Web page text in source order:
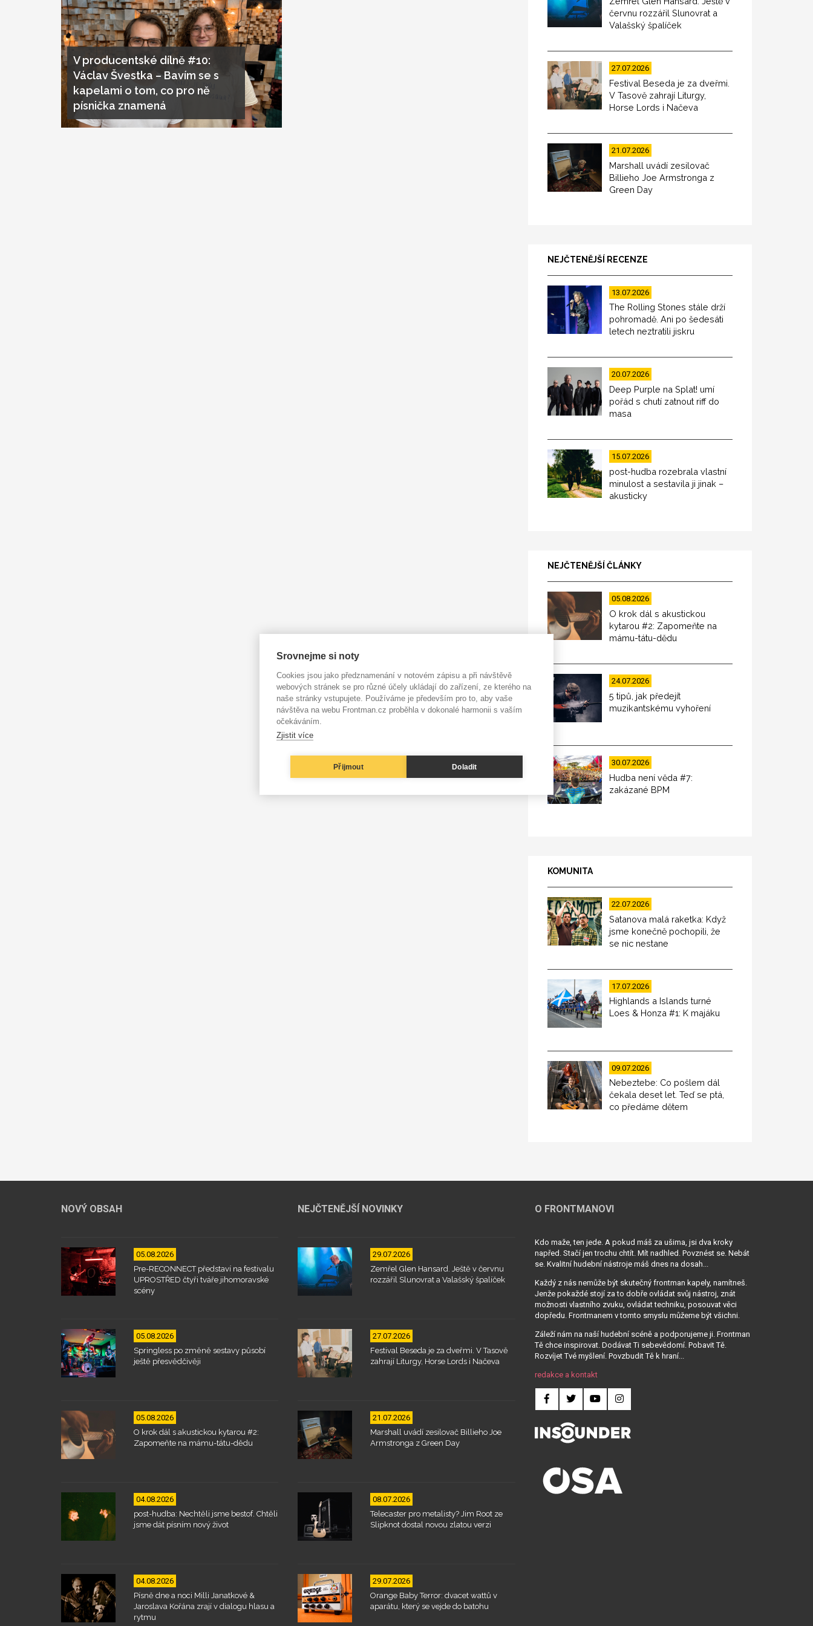
V producentské dílně #10:
Václav Švestka – Bavím se s
kapelami o tom, co pro ně
písnička znamená
červnu rozzářil Slunovrat a
Valašský špalíček
27.07.2026
Festival Beseda je za dveřmi.
V Tasově zahrají Liturgy,
Horse Lords i Načeva
21.07.2026
Marshall uvádí zesilovač
Billieho Joe Armstronga z
Green Day
NEJČTENĚJŠÍ RECENZE
13.07.2026
The Rolling Stones stále drží
pohromadě. Ani po šedesáti
letech neztratili jiskru
20.07.2026
Deep Purple na Splat! umí
pořád s chutí zatnout riff do
masa
15.07.2026
post-hudba rozebrala vlastní
minulost a sestavila ji jinak –
akusticky
NEJČTENĚJŠÍ ČLÁNKY
05.08.2026
O krok dál s akustickou
kytarou #2: Zapomeňte na
mámu-tátu-dědu
24.07.2026
5 tipů, jak předejít
muzikantskému vyhoření
30.07.2026
Hudba není věda #7:
zakázané BPM
KOMUNITA
22.07.2026
Satanova malá raketka: Když
jsme konečně pochopili, že
se nic nestane
17.07.2026
Highlands a Islands turné
Loes & Honza #1: K majáku
09.07.2026
Nebeztebe: Co pošlem dál
čekala deset let. Teď se ptá,
co předáme dětem
NOVÝ OBSAH
05.08.2026
Pre-RECONNECT představí na festivalu
UPROSTŘED čtyři tváře jihomoravské
scény
05.08.2026
Springless po změně sestavy působí
ještě přesvědčivěji
05.08.2026
O krok dál s akustickou kytarou #2:
Zapomeňte na mámu-tátu-dědu
04.08.2026
post-hudba: Nechtěli jsme bestof. Chtěli
jsme dát písním nový život
04.08.2026
Písně dne a noci Milli Janatkové &
Jaroslava Kořána zrají v dialogu hlasu a
rytmu
NEJČTENĚJŠÍ NOVINKY
29.07.2026
Zemřel Glen Hansard. Ještě v červnu
rozzářil Slunovrat a Valašský špalíček
27.07.2026
Festival Beseda je za dveřmi. V Tasově
zahrají Liturgy, Horse Lords i Načeva
21.07.2026
Marshall uvádí zesilovač Billieho Joe
Armstronga z Green Day
08.07.2026
Telecaster pro metalisty? Jim Root ze
Slipknot dostal novou zlatou verzi
29.07.2026
Orange Baby Terror: dvacet wattů v
aparátu, který se vejde do batohu
O FRONTMANOVI
Kdo maže, ten jede. A pokud máš za ušima, jsi dva kroky
napřed. Stačí jen trochu chtít. Mít nadhled. Povznést se. Nebát
se. Kvalitní hudební nástroje máš dnes na dosah...
Každý z nás nemůže být skutečný frontman kapely, namítneš.
Jenže pokaždé stojí za to dobře ovládat svůj nástroj, znát
možnosti vlastního zvuku, ovládat techniku, posouvat věci
dopředu. Frontmanem v tomto smyslu můžeme být všichni.
Záleží nám na naší hudební scéně a podporujeme ji. Frontman
Tě chce inspirovat. Dodávat Ti sebevědomí. Pobavit Tě.
Rozvíjet Tvé myšlení. Povzbudit Tě k hraní...
redakce a kontakt
Srovnejme si noty
Cookies jsou jako předznamenání v notovém zápisu a při návštěvě
webových stránek se pro různé účely ukládají do zařízení, ze kterého na
naše stránky vstupujete. Používáme je především pro to, aby vaše
návštěva na webu Frontman.cz proběhla v dokonalé harmonii s vaším
očekáváním.
Zjistit více
Přijmout Doladit